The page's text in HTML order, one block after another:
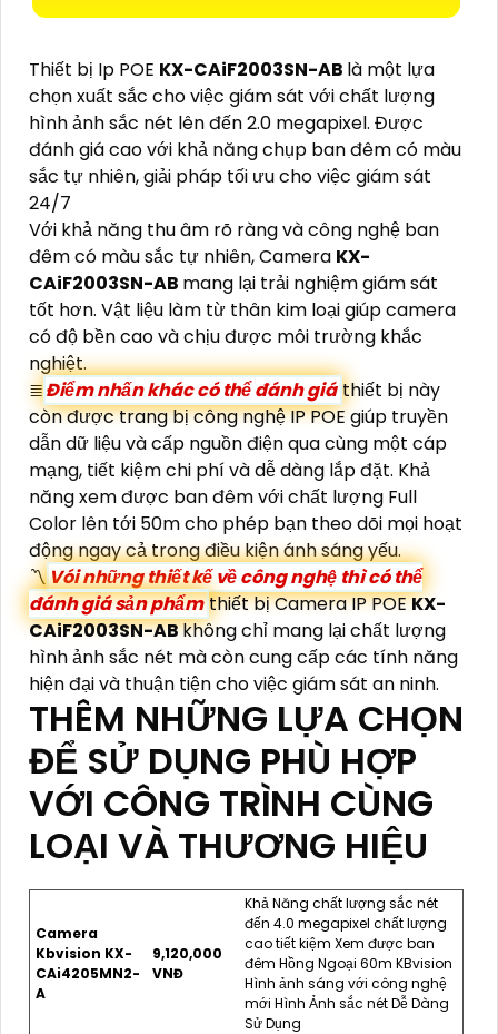
Thiết bị Ip POE KX-CAiF2003SN-AB là một lựa
chọn xuất sắc cho việc giám sát với chất lượng
hình ảnh sắc nét lên đến 2.0 megapixel. Được
đánh giá cao với khả năng chụp ban đêm có màu
sắc tự nhiên, giải pháp tối ưu cho việc giám sát
24/7
Với khả năng thu âm rõ ràng và công nghệ ban
đêm có màu sắc tự nhiên, Camera KX-
CAiF2003SN-AB mang lại trải nghiệm giám sát
tốt hơn. Vật liệu làm từ thân kim loại giúp camera
có độ bền cao và chịu được môi trường khắc
nghiệt.
≣Điểm nhấn khác có thể đánh giá thiết bị này
còn được trang bị công nghệ IP POE giúp truyền
dẫn dữ liệu và cấp nguồn điện qua cùng một cáp
mạng, tiết kiệm chi phí và dễ dàng lắp đặt. Khả
năng xem được ban đêm với chất lượng Full
Color lên tới 50m cho phép bạn theo dõi mọi hoạt
động ngay cả trong điều kiện ánh sáng yếu.
〽Vói những thiết kế về công nghệ thì có thể
đánh giá sản phẩmthiết bị Camera IP POEKX-
CAiF2003SN-ABkhông chỉ mang lại chất lượng
hình ảnh sắc nét mà còn cung cấp các tính năng
hiện đại và thuận tiện cho việc giám sát an ninh.
THÊM NHỮNG LỰA CHỌN
ĐỂ SỬ DỤNG PHÙ HỢP
VỚI CÔNG TRÌNH CÙNG
LOẠI VÀ THƯƠNG HIỆU
Camera
Kbvision KX-
CAi4205MN2-
A
9,120,000
VNĐ
Khả Năng chất lượng sắc nét
đến 4.0 megapixel chất lượng
cao tiết kiệm Xem được ban
đêm Hồng Ngoại 60m KBvision
Hình ảnh sáng với công nghệ
mới Hình Ảnh sắc nét Dễ Dàng
Sử Dụng